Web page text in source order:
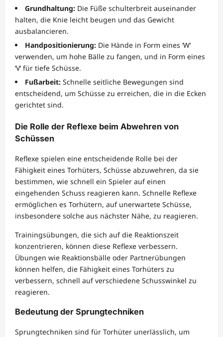
Grundhaltung: Die Füße schulterbreit auseinander
halten, die Knie leicht beugen und das Gewicht
ausbalancieren.
Handpositionierung: Die Hände in Form eines ‘W’
verwenden, um hohe Bälle zu fangen, und in Form eines
‘V’ für tiefe Schüsse.
Fußarbeit: Schnelle seitliche Bewegungen sind
entscheidend, um Schüsse zu erreichen, die in die Ecken
gerichtet sind.
Die Rolle der Reflexe beim Abwehren von
Schüssen
Reflexe spielen eine entscheidende Rolle bei der
Fähigkeit eines Torhüters, Schüsse abzuwehren, da sie
bestimmen, wie schnell ein Spieler auf einen
eingehenden Schuss reagieren kann. Schnelle Reflexe
ermöglichen es Torhütern, auf unerwartete Schüsse,
insbesondere solche aus nächster Nähe, zu reagieren.
Trainingsübungen, die sich auf die Reaktionszeit
konzentrieren, können diese Reflexe verbessern.
Übungen wie Reaktionsbälle oder Partnerübungen
können helfen, die Fähigkeit eines Torhüters zu
verbessern, schnell auf verschiedene Schusswinkel zu
reagieren.
Bedeutung der Sprungtechniken
Sprungtechniken sind für Torhüter unerlässlich, um